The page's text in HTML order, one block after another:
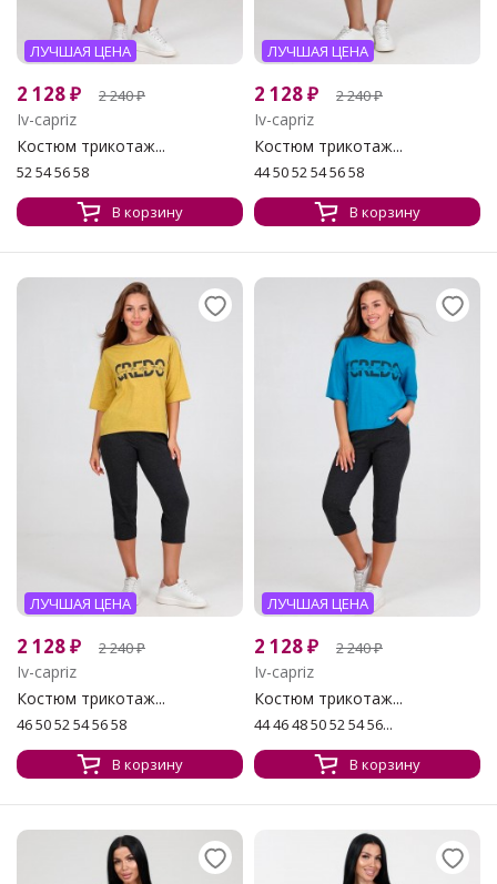
ЛУЧШАЯ ЦЕНА
2 128₽ 2 240₽
Iv-capriz
Костюм трикотаж...
52 54 56 58
В корзину
ЛУЧШАЯ ЦЕНА
2 128₽ 2 240₽
Iv-capriz
Костюм трикотаж...
44 50 52 54 56 58
В корзину
ЛУЧШАЯ ЦЕНА
2 128₽ 2 240₽
Iv-capriz
Костюм трикотаж...
46 50 52 54 56 58
В корзину
ЛУЧШАЯ ЦЕНА
2 128₽ 2 240₽
Iv-capriz
Костюм трикотаж...
44 46 48 50 52 54 56...
В корзину